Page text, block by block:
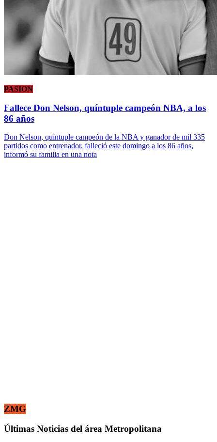
PASION
Fallece Don Nelson, quíntuple campeón NBA, a los
86 años
Don Nelson, quíntuple campeón de la NBA y ganador de mil 335
partidos como entrenador, falleció este domingo a los 86 años,
informó su familia en una nota
ZMG
Últimas Noticias del área Metropolitana